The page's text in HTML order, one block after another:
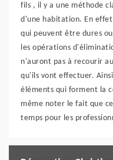
fils , il y a une méthode
d'une habitation. En
qui peuvent être dures
les opérations
n'auront pas à recourir
qu'ils vont effectuer.
éléments qui forment la
même noter le fait que
temps pour les